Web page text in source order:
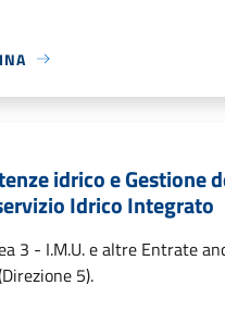
idrico e Gestione
Idrico Integrato
3 - I.M.U. e altre Entrate
5).